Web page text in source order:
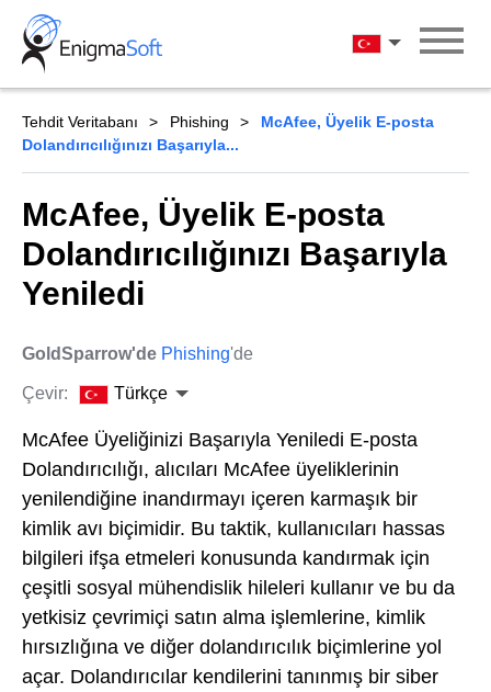
Skip
content
Türkçe
Tehdit Veritabanı Phishing
McAfee, Üyelik E-posta
Dolandırıcılığınızı Başarıyla...
McAfee, Üyelik E-posta
Dolandırıcılığınızı Başarıyla
Yeniledi
GoldSparrow'de Phishing'de
Çevir: Türkçe
McAfee Üyeliğinizi Başarıyla Yeniledi E-posta
Dolandırıcılığı, alıcıları McAfee üyeliklerinin
yenilendiğine inandırmayı içeren karmaşık bir
kimlik avı biçimidir. Bu taktik, kullanıcıları hassas
bilgileri ifşa etmeleri konusunda kandırmak için
çeşitli sosyal mühendislik hileleri kullanır ve bu da
yetkisiz çevrimiçi satın alma işlemlerine, kimlik
hırsızlığına ve diğer dolandırıcılık biçimlerine yol
açar. Dolandırıcılar kendilerini tanınmış bir siber